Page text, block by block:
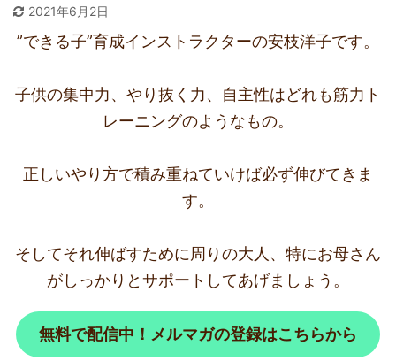
2021年6月2日
”できる子”育成インストラクターの安枝洋子です。
子供の集中力、やり抜く力、自主性はどれも筋力ト
レーニングのようなもの。
正しいやり方で積み重ねていけば必ず伸びてきま
す。
そしてそれ伸ばすために周りの大人、特にお母さん
がしっかりとサポートしてあげましょう。
無料で配信中！メルマガの登録はこちらから